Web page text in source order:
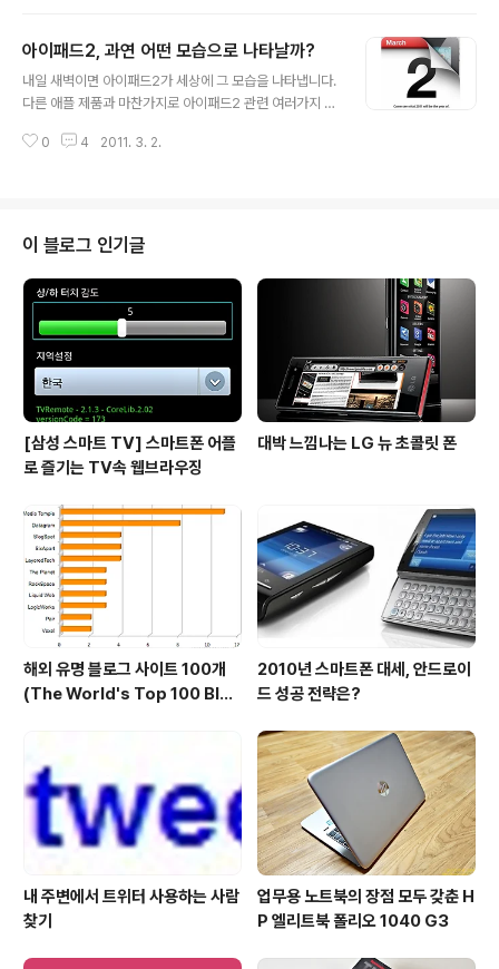
품 발표회에서도 그런점을 십분 느낄수 있었습니다. 지난
3월4일 서울 하야트 호텔에서 열린 신제품 발표 행사에서
아트릭스의 모습을 직접 보고 왔는데 기대 이상으로 멋지
어독을 이용해 확장된 모바일 컴퓨팅 환경을 구현해낸 아
아이패드2, 과연 어떤 모습으로 나타날까?
내일 새벽이면 아이패드2가 세상에 그 모습을 나타냅니다.
다른 애플 제품과 마찬가지로 아이패드2 관련 여러가지 루
이패드2가 나올지 정리를 해보았습니다. 이중 과연 실제
한 경쟁 제품인 갤럭시탭 10.1과 모토로라 줌이 아이패드
와 비슷한 크기를 가지고 있지만 기존 아이패드보다 가벼
워 아이패드2가 얼마나 가볍게 나오는지가 관심의 대상이
되고 있습니다. 두께는 기존의 13.4mm에서 10mm로, 무
게는 730g(3G기준)에서 약 20% 가량 줄어든 600g정
0 4 2011. 3. 2.
이 블로그 인기글
[삼성 스마트 TV] 스마트폰 어플
로 즐기는 TV속 웹브라우징
대박 느낌나는 LG 뉴 초콜릿 폰
해외 유명 블로그 사이트 100개
(The World's Top 100 Blog
2010년 스마트폰 대세, 안드로이
드 성공 전략은?
내 주변에서 트위터 사용하는 사람
찾기
업무용 노트북의 장점 모두 갖춘 H
P 엘리트북 폴리오 1040 G3